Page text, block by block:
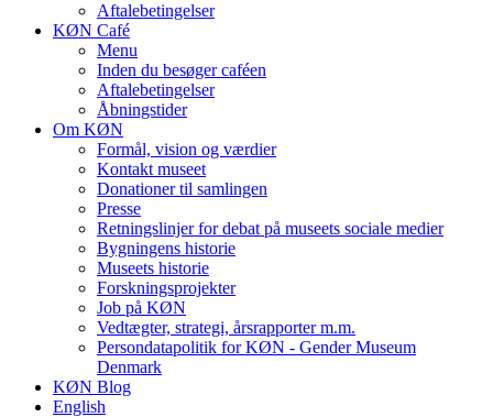
Aftalebetingelser
KØN Café
Menu
Inden du besøger caféen
Aftalebetingelser
Åbningstider
Om KØN
Formål, vision og værdier
Kontakt museet
Donationer til samlingen
Presse
Retningslinjer for debat på museets sociale medier
Bygningens historie
Museets historie
Forskningsprojekter
Job på KØN
Vedtægter, strategi, årsrapporter m.m.
Persondatapolitik for KØN - Gender Museum
Denmark
KØN Blog
English